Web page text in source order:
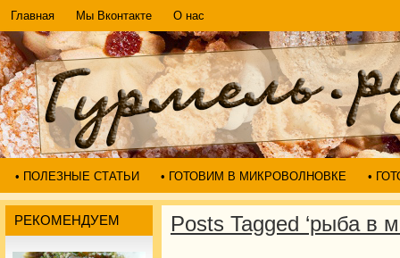
Главная Мы Вконтакте О нас
• ПОЛЕЗНЫЕ СТАТЬИ • ГОТОВИМ В МИКРОВОЛНОВКЕ •
РЕКОМЕНДУЕМ
Posts Tagged ‘рыба в